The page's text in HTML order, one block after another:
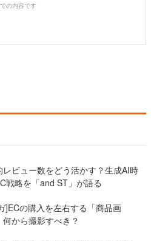
の内容です
レビュー数をどう活かす？生成AI時
戦略を「and ST」が語る
]ECの購入を左右する「商品画
何から撮影すべき？